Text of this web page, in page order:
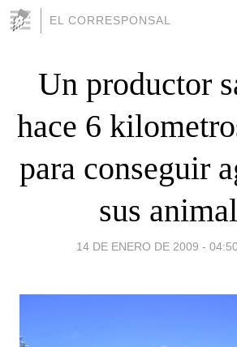
EL CORRESPONSAL
Un productor
hace 6
para conseguir
sus
14 DE ENERO DE 2009 - 04:50